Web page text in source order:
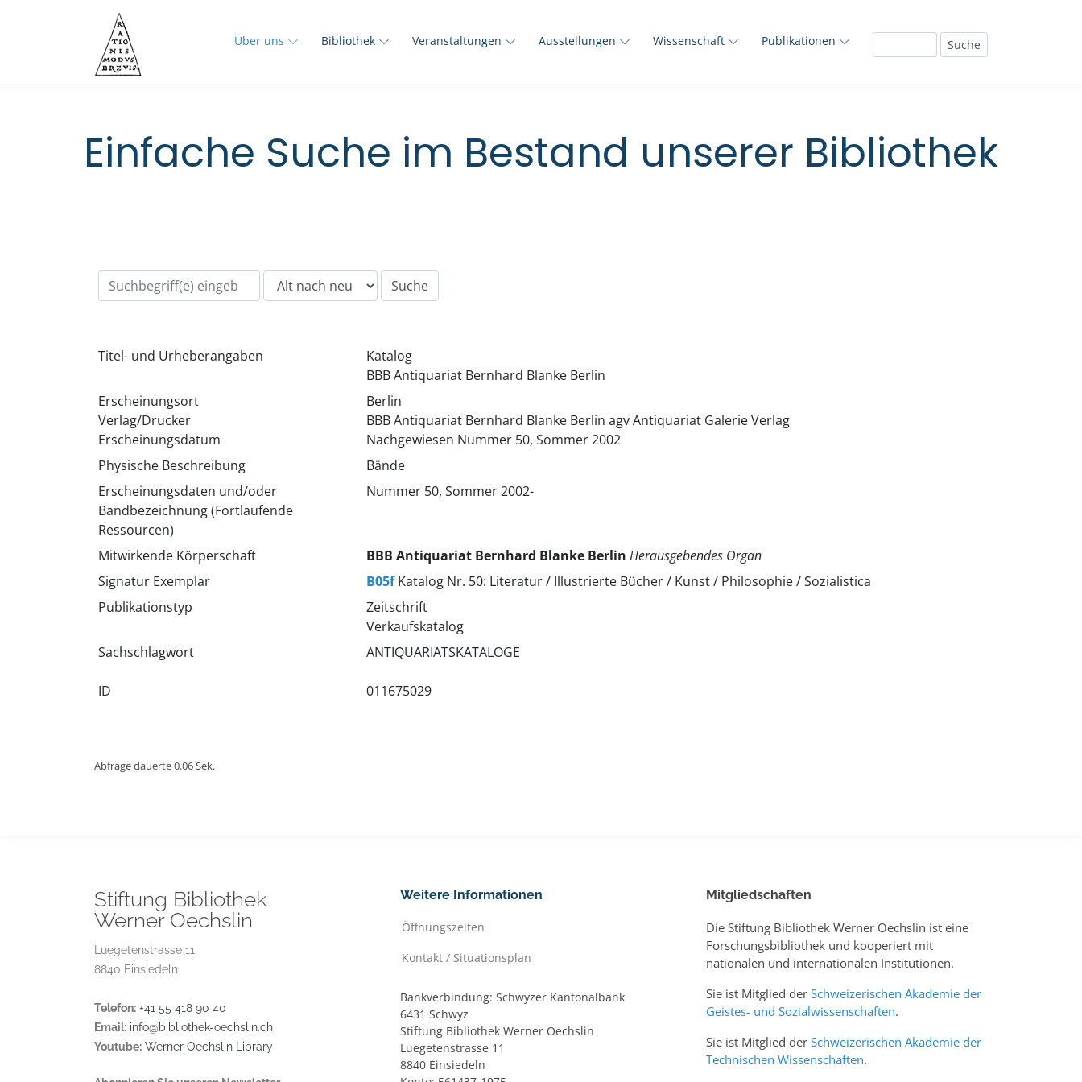
Über uns Bibliothek Veranstaltungen Ausstellungen Wissenschaft Publikationen
Einfache Suche im Bestand unserer Bibliothek
Titel- und Urheberangaben
Katalog
BBB Antiquariat Bernhard Blanke Berlin
Erscheinungsort
Verlag/Drucker
Erscheinungsdatum
Berlin
BBB Antiquariat Bernhard Blanke Berlin agv Antiquariat Galerie Verlag
Nachgewiesen Nummer 50, Sommer 2002
Physische Beschreibung
Bände
Erscheinungsdaten und/oder
Bandbezeichnung (Fortlaufende
Ressourcen)
Nummer 50, Sommer 2002-
Mitwirkende Körperschaft BBB Antiquariat Bernhard Blanke Berlin Herausgebendes Organ
Signatur Exemplar
B05f Katalog Nr. 50: Literatur / Illustrierte Bücher / Kunst / Philosophie / Sozialistica
Publikationstyp
Zeitschrift
Verkaufskatalog
Sachschlagwort
ANTIQUARIATSKATALOGE
ID 011675029
Abfrage dauerte 0.06 Sek.
Stiftung Bibliothek
Werner Oechslin
Luegetenstrasse 11
8840 Einsiedeln
Telefon: +41 55 418 90 40
Email: info@bibliothek-oechslin.ch
Youtube: Werner Oechslin Library
Weitere Informationen
Öffnungszeiten
Kontakt / Situationsplan
Bankverbindung: Schwyzer Kantonalbank
6431 Schwyz
Stiftung Bibliothek Werner Oechslin
Luegetenstrasse 11
8840 Einsiedeln
Mitgliedschaften
Die Stiftung Bibliothek Werner Oechslin ist eine
Forschungsbibliothek und kooperiert mit
nationalen und internationalen Institutionen.
Sie ist Mitglied der Schweizerischen Akademie der
Geistes- und Sozialwissenschaften.
Sie ist Mitglied der Schweizerischen Akademie der
Technischen Wissenschaften.